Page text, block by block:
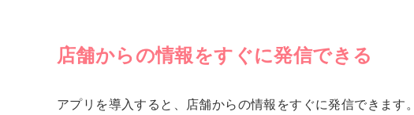
店舗からの情報をすぐに発信できる
アプリを導入すると、店舗からの情報をすぐに発信できます。